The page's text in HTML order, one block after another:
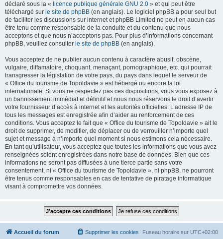
déclaré sous la « licence publique générale GNU 2.0 » et qui peut être
téléchargé sur le site de phpBB (en anglais). Le logiciel phpBB a pour seul but
de faciliter les discussions sur internet et phpBB Limited ne peut en aucun cas
être tenu comme responsable de la conduite et du contenu que nous
acceptons et que nous n’acceptons pas. Pour plus d’informations concernant
phpBB, veuillez consulter le site de phpBB (en anglais).
Vous acceptez de ne publier aucun contenu à caractère abusif, obscène,
vulgaire, diffamatoire, choquant, menaçant, pornographique, etc. qui pourrait
transgresser la législation de votre pays, du pays dans lequel le serveur de
« Office du tourisme de Topoldavie » est hébergé ou encore la loi
internationale. Si vous ne respectez pas ces dispositions, vous vous exposez à
un bannissement immédiat et définitif et nous nous réservons le droit d’avertir
votre fournisseur d’accès à internet et les autorités officielles. L’adresse IP de
tous les messages est enregistrée afin d’aider au renforcement de ces
conditions. Vous acceptez le fait que « Office du tourisme de Topoldavie » ait le
droit de supprimer, de modifier, de déplacer ou de verrouiller n’importe quel
sujet et message à n’importe quel moment si nous estimons cela nécessaire.
En tant qu’utilisateur, vous acceptez que toutes les informations que vous avez
renseignées soient enregistrées dans notre base de données. Bien que ces
informations ne seront pas diffusées à une tierce partie sans votre
consentement, ni « Office du tourisme de Topoldavie », ni phpBB, ne pourront
être tenus comme responsables en cas de tentative de piratage informatique
visant à compromettre vos données.
Accueil du forum Fuseau horaire sur UTC+02:00
Supprimer les cookies